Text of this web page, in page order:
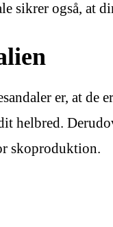
sikrer også, at
er, at
helbred.
skoproduktion.